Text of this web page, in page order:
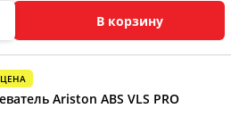
В корзину
Ariston ABS VLS PRO